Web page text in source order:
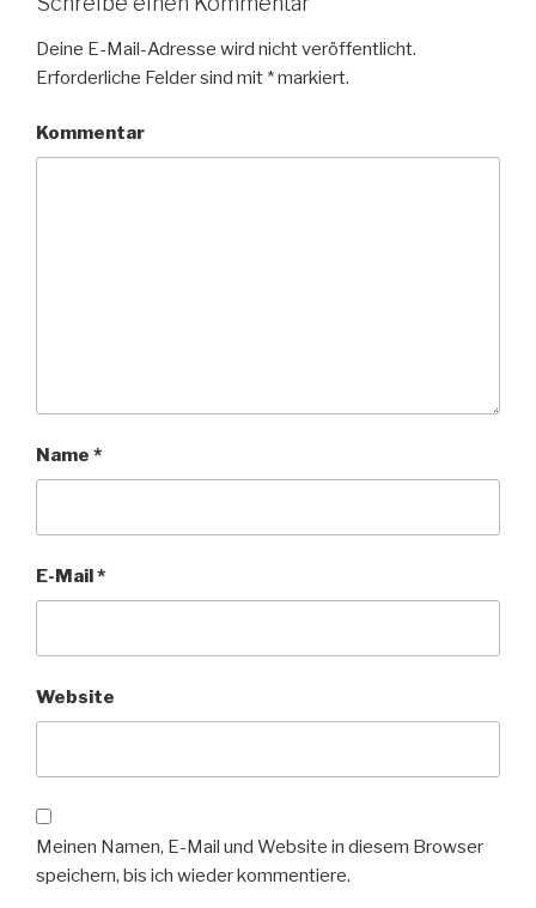
Deine E-Mail-Adresse wird nicht veröffentlicht.
Erforderliche Felder sind mit *markiert.
Kommentar
Name *
E-Mail*
Website
Meinen Namen, E-Mail und Website in diesem Browser
speichern, bis ich wieder kommentiere.